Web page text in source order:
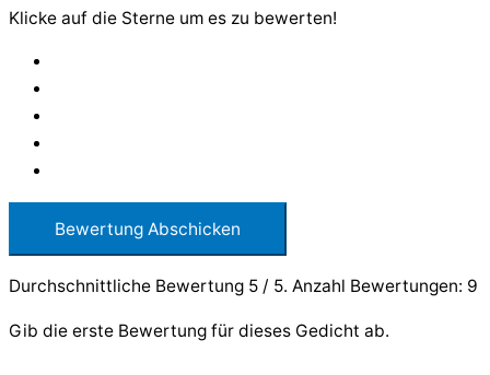
Klicke auf die Sterne um es zu bewerten!
Bewertung Abschicken
Durchschnittliche Bewertung 5 / 5. Anzahl Bewertungen: 9
Gib die erste Bewertung für dieses Gedicht ab.